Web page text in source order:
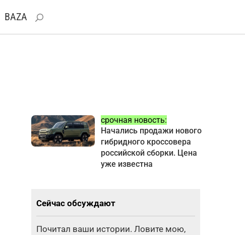
BAZA
срочная новость:
Начались продажи нового
гибридного кроссовера
российской сборки. Цена
уже известна
Сейчас обсуждают
Почитал ваши истории. Ловите мою,